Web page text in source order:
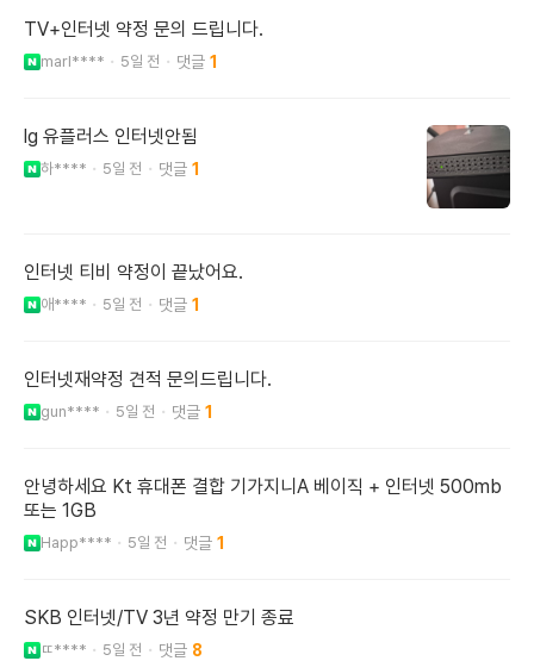
TV+인터넷 약정 문의 드립니다.
marl**** 5일 전 1
lg 유플러스 인터넷안됨
하**** 5일 전 1
인터넷 티비 약정이 끝났어요.
애**** 5일 전 1
인터넷재약정 견적 문의드립니다.
gun**** 5일 전 1
안녕하세요 Kt 휴대폰 결합 기가지니A 베이직 + 인터넷 500mb
또는 1GB
Happ**** 5일 전 1
SKB 인터넷/TV 3년 약정 만기 종료
ㄸ**** 5일 전 8